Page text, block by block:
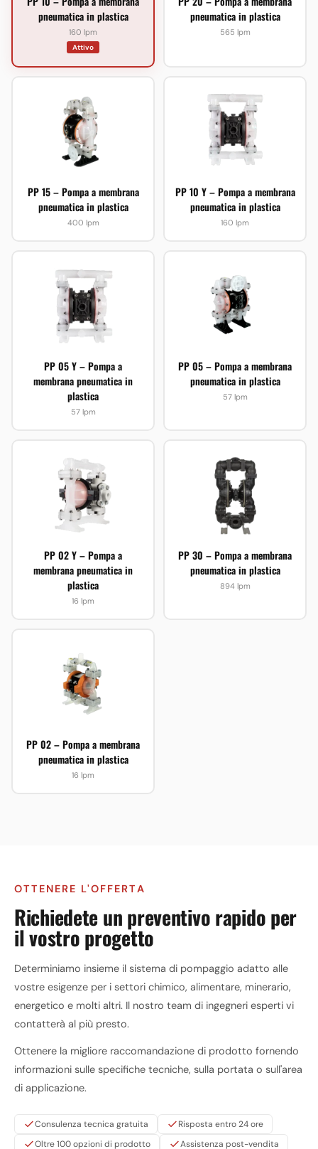
pneumatica in plastica
160 lpm
Attivo
pneumatica in plastica
565 lpm
PP 15 – Pompa a membrana
pneumatica in plastica
400 lpm
PP 10 Y – Pompa a membrana
pneumatica in plastica
160 lpm
PP 05 Y – Pompa a
membrana pneumatica in
plastica
57 lpm
PP 05 – Pompa a membrana
pneumatica in plastica
57 lpm
PP 02 Y – Pompa a
membrana pneumatica in
plastica
16 lpm
PP 30 – Pompa a membrana
pneumatica in plastica
894 lpm
PP 02 – Pompa a membrana
pneumatica in plastica
16 lpm
OTTENERE L'OFFERTA
Richiedete un preventivo rapido per
il vostro progetto
Determiniamo insieme il sistema di pompaggio adatto alle
vostre esigenze per i settori chimico, alimentare, minerario,
energetico e molti altri. Il nostro team di ingegneri esperti vi
contatterà al più presto.
Ottenere la migliore raccomandazione di prodotto fornendo
informazioni sulle specifiche tecniche, sulla portata o sull'area
di applicazione.
Consulenza tecnica gratuita
Risposta entro 24 ore
Oltre 100 opzioni di prodotto
Assistenza post-vendita